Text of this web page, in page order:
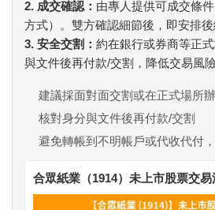
2. 成交確認： 由專人提供可成交條
方式）。雙方確認細節後，即安排後
3. 安全交割： 約在銀行或券商等正
與文件後再付款/交割，降低交易風險
建議採面對面交割或在正式場所
核對身分與文件後再付款/交割
避免轉帳到不明帳戶或代收代付
合眾紙業（1914）未上市股票交易